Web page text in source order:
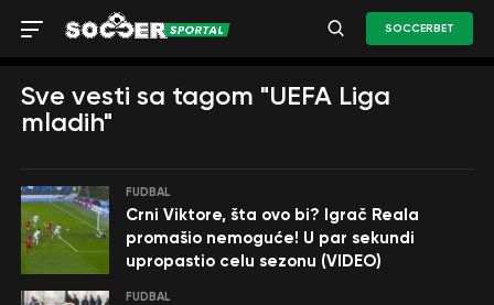
SOCCERBET
Sve vesti sa tagom "UEFA Liga
mladih"
FUDBAL
Crni Viktore, šta ovo bi? Igrač Reala
promašio nemoguće! U par sekundi
upropastio celu sezonu (VIDEO)
FUDBAL